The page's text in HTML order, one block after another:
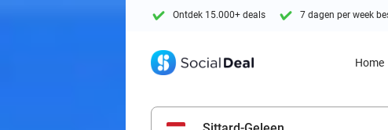
Ontdek 15.000+ deals 7 dagen per week
Home